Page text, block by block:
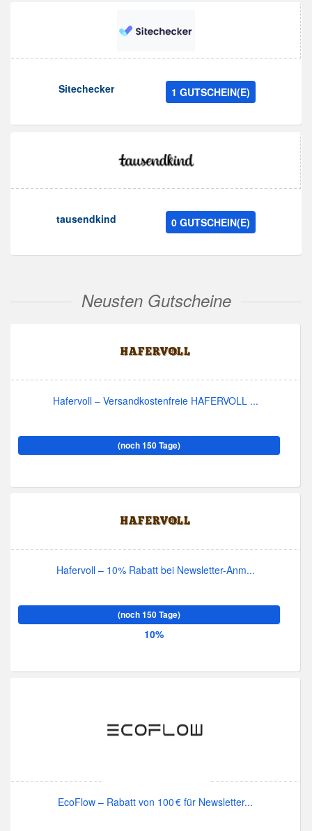
Sitechecker 1 GUTSCHEIN(E)
tausendkind 0 GUTSCHEIN(E)
Neusten Gutscheine
Hafervoll – Versandkostenfreie HAFERVOLL ...
(noch 150 Tage)
Hafervoll – 10% Rabatt bei Newsletter-Anm...
(noch 150 Tage)
10%
EcoFlow – Rabatt von 100 € für Newsletter...